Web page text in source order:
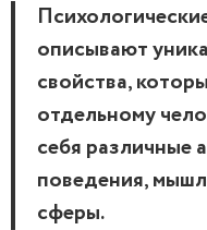
описывают
свойства,
отдельному
себя различные
поведения,
сферы.